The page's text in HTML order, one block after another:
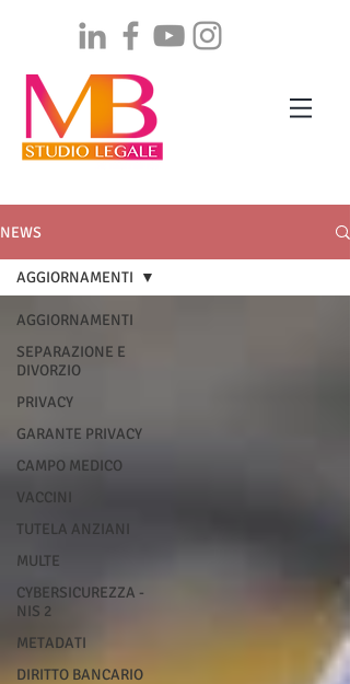
NEWS
AGGIORNAMENTI
SEPARAZIONE E
DIVORZIO
PRIVACY
GARANTE PRIVACY
CAMPO MEDICO
VACCINI
TUTELA ANZIANI
MULTE
CYBERSICUREZZA -
NIS 2
METADATI
DIRITTO BANCARIO
AGGIORNAMENTI